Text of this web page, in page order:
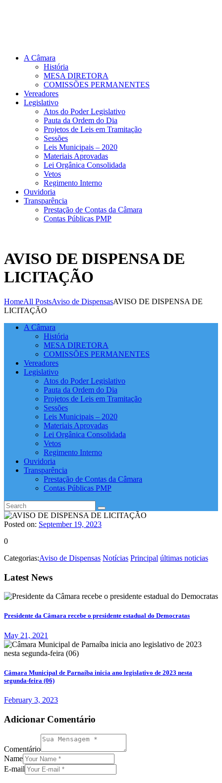
A Câmara
História
MESA DIRETORA
COMISSÕES PERMANENTES
Vereadores
Legislativo
Atos do Poder Legislativo
Pauta da Ordem do Dia
Projetos de Leis em Tramitação
Sessões
Leis Municipais – 2020
Materiais Aprovadas
Lei Orgânica Consolidada
Vetos
Regimento Interno
Ouvidoria
Transparência
Prestação de Contas da Câmara
Contas Públicas PMP
AVISO DE DISPENSA DE
LICITAÇÃO
HomeAll PostsAviso de DispensasAVISO DE DISPENSA DE
LICITAÇÃO
A Câmara
História
MESA DIRETORA
COMISSÕES PERMANENTES
Vereadores
Legislativo
Atos do Poder Legislativo
Pauta da Ordem do Dia
Projetos de Leis em Tramitação
Sessões
Leis Municipais – 2020
Materiais Aprovadas
Lei Orgânica Consolidada
Vetos
Regimento Interno
Ouvidoria
Transparência
Prestação de Contas da Câmara
Contas Públicas PMP
Posted on: September 19, 2023
0
Categorias:Aviso de Dispensas Notícias Principal últimas noticias
Latest News
Presidente da Câmara recebe o presidente estadual do Democratas
May 21, 2021
Câmara Municipal de Parnaíba inicia ano legislativo de 2023 nesta
segunda-feira (06)
February 3, 2023
Adicionar Comentário
Comentário
Name
E-mail